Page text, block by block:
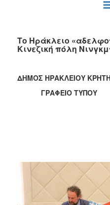
2022
2021
2019
2018
2011
Το Ηράκλειο
Κινεζική πόλη
ΔΗΜΟΣ
ΓΡΑΦΕΙΟ ΤΥΠΟΥ